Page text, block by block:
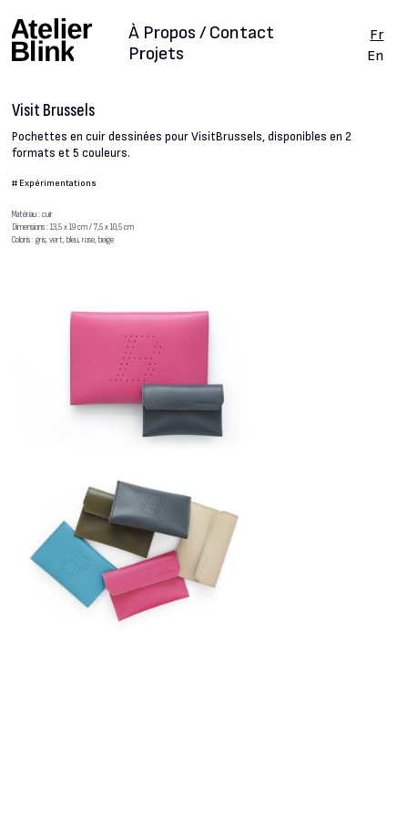
Projets
À Propos / Contact
Fr
En
Visit Brussels
Pochettes en cuir dessinées pour VisitBrussels, disponibles en 2
formats et 5 couleurs.
# Expérimentations
Matériau : cuir
Dimensions : 13,5 x 19 cm / 7,5 x 10,5 cm
Coloris : gris, vert, bleu, rose, beige